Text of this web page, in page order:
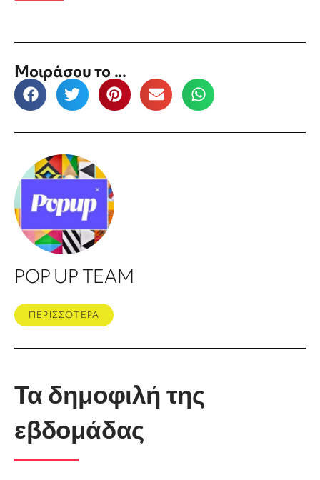
Μοιράσου το ...
POP UP TEAM
ΠΕΡΙΣΣΟΤΕΡΑ
Τα δημοφιλή της
εβδομάδας